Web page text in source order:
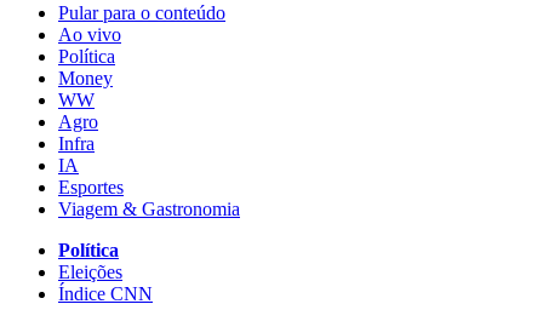
Pular para o conteúdo
Ao vivo
Política
Money
WW
Agro
Infra
IA
Esportes
Viagem & Gastronomia
Política
Eleições
Índice CNN